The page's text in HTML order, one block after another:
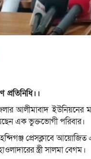
প্রতিনিধি।।
আলীমাবাদ
এক ভুক্তভোগী পরিবার।
প্রেসক্লাবে
স্ত্রী সালমা বেগম।